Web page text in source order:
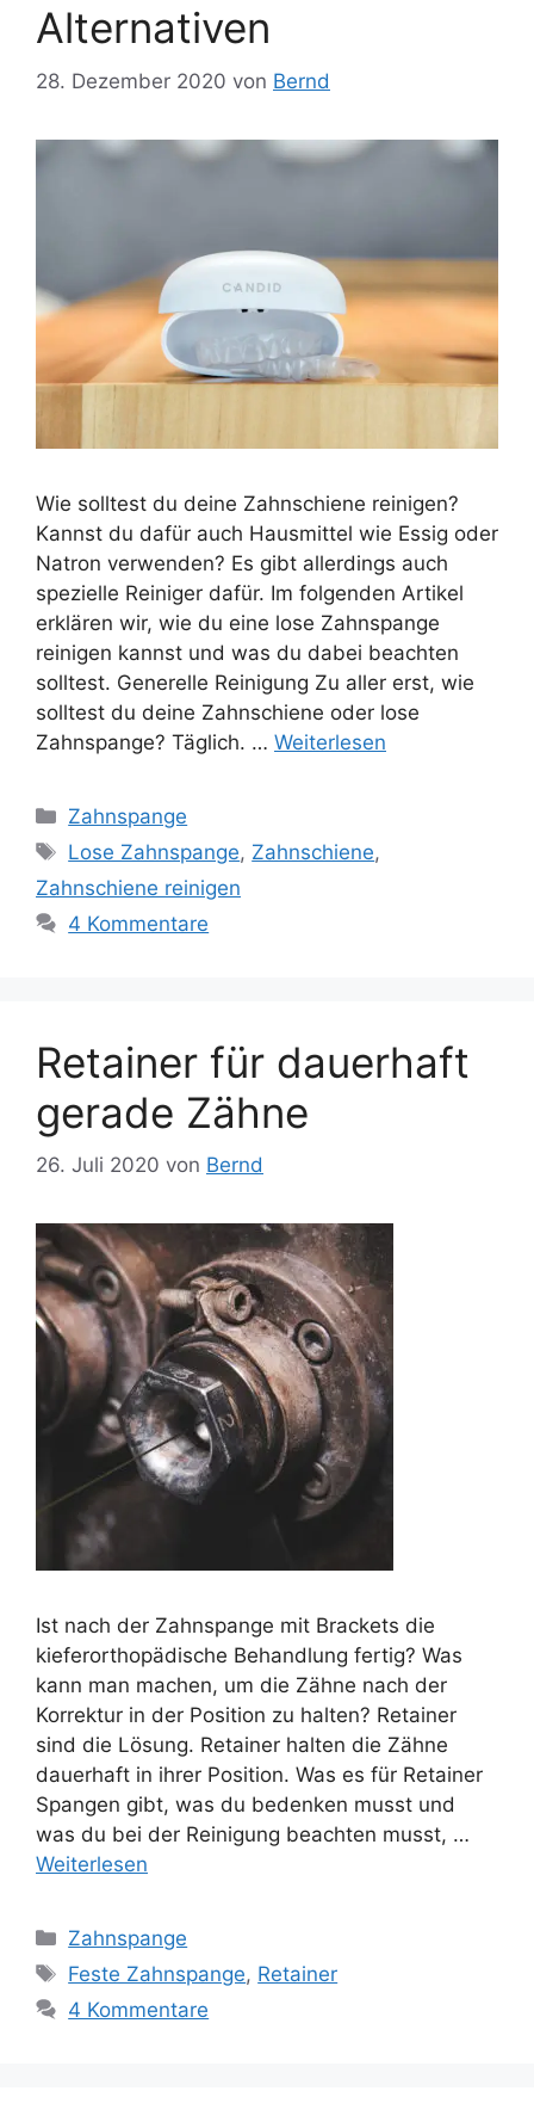
Alternativen
28. Dezember 2020 von Bernd
Wie solltest du deine Zahnschiene reinigen?
Kannst du dafür auch Hausmittel wie Essig oder
Natron verwenden? Es gibt allerdings auch
spezielle Reiniger dafür. Im folgenden Artikel
erklären wir, wie du eine lose Zahnspange
reinigen kannst und was du dabei beachten
solltest. Generelle Reinigung Zu aller erst, wie
solltest du deine Zahnschiene oder lose
Zahnspange? Täglich. … Weiterlesen
Kategorien
Zahnspange
Schlagwörter
Lose Zahnspange, Zahnschiene,
Zahnschiene reinigen
4 Kommentare
Retainer für dauerhaft
gerade Zähne
26. Juli 2020 von Bernd
Ist nach der Zahnspange mit Brackets die
kieferorthopädische Behandlung fertig? Was
kann man machen, um die Zähne nach der
Korrektur in der Position zu halten? Retainer
sind die Lösung. Retainer halten die Zähne
dauerhaft in ihrer Position. Was es für Retainer
Spangen gibt, was du bedenken musst und
was du bei der Reinigung beachten musst, …
Weiterlesen
Kategorien
Zahnspange
Schlagwörter
Feste Zahnspange, Retainer
4 Kommentare